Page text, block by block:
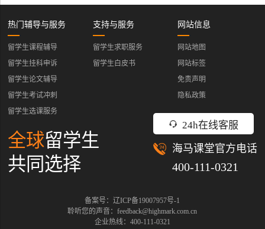
24h在线客服
海马课堂官方电话
400-111-0321
热门辅导与服务
留学生课程辅导
留学生挂科申诉
留学生论文辅导
留学生考试冲刺
留学生选课服务
支持与服务
留学生求职服务
留学生白皮书
网站信息
网站地图
网站标签
免责声明
隐私政策
全球留学生
共同选择
备案号：辽ICP备19007957号-1
聆听您的声音：feedback@highmark.com.cn
企业热线：400-111-0321